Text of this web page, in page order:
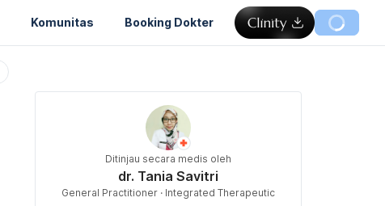
Komunitas Booking Dokter
Ditinjau secara medis oleh
dr. Tania Savitri
General Practitioner · Integrated Therapeutic